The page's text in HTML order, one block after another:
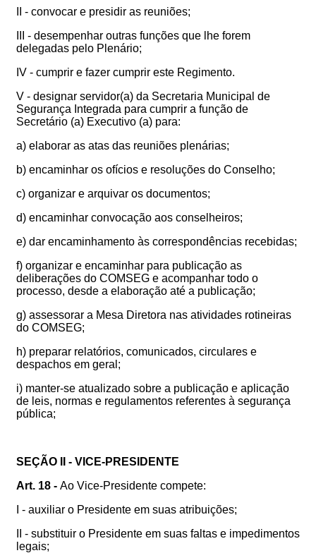
II - convocar e presidir as reuniões;
III - desempenhar outras funções que lhe forem
delegadas pelo Plenário;
IV - cumprir e fazer cumprir este Regimento.
V - designar servidor(a) da Secretaria Municipal de
Segurança Integrada para cumprir a função de
Secretário (a) Executivo (a) para:
a) elaborar as atas das reuniões plenárias;
b) encaminhar os ofícios e resoluções do Conselho;
c) organizar e arquivar os documentos;
d) encaminhar convocação aos conselheiros;
e) dar encaminhamento às correspondências recebidas;
f) organizar e encaminhar para publicação as
deliberações do COMSEG e acompanhar todo o
processo, desde a elaboração até a publicação;
g) assessorar a Mesa Diretora nas atividades rotineiras
do COMSEG;
h) preparar relatórios, comunicados, circulares e
despachos em geral;
i) manter-se atualizado sobre a publicação e aplicação
de leis, normas e regulamentos referentes à segurança
pública;
SEÇÃO II - VICE-PRESIDENTE
Art. 18 - Ao Vice-Presidente compete:
I - auxiliar o Presidente em suas atribuições;
II - substituir o Presidente em suas faltas e impedimentos
legais;